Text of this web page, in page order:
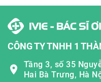
CÔNG TY TNHH 1
Tầng 3, số 35
Hai Bà Trưng, Hà